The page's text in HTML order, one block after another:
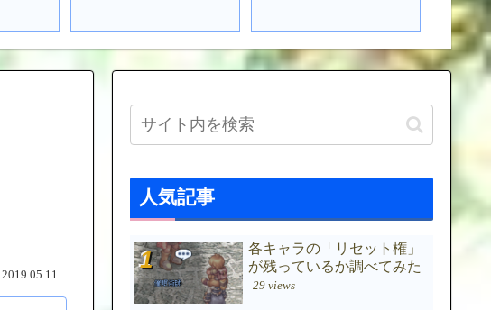
2019.05.11
人気記事
各キャラの「リセット権」
が残っているか調べてみた
29 views